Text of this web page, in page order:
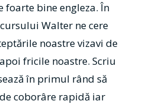
foarte bine engleza. În
Walter ne cere
noastre vizavi de
fricile noastre. Scriu
în primul rând să
coborâre rapidă iar